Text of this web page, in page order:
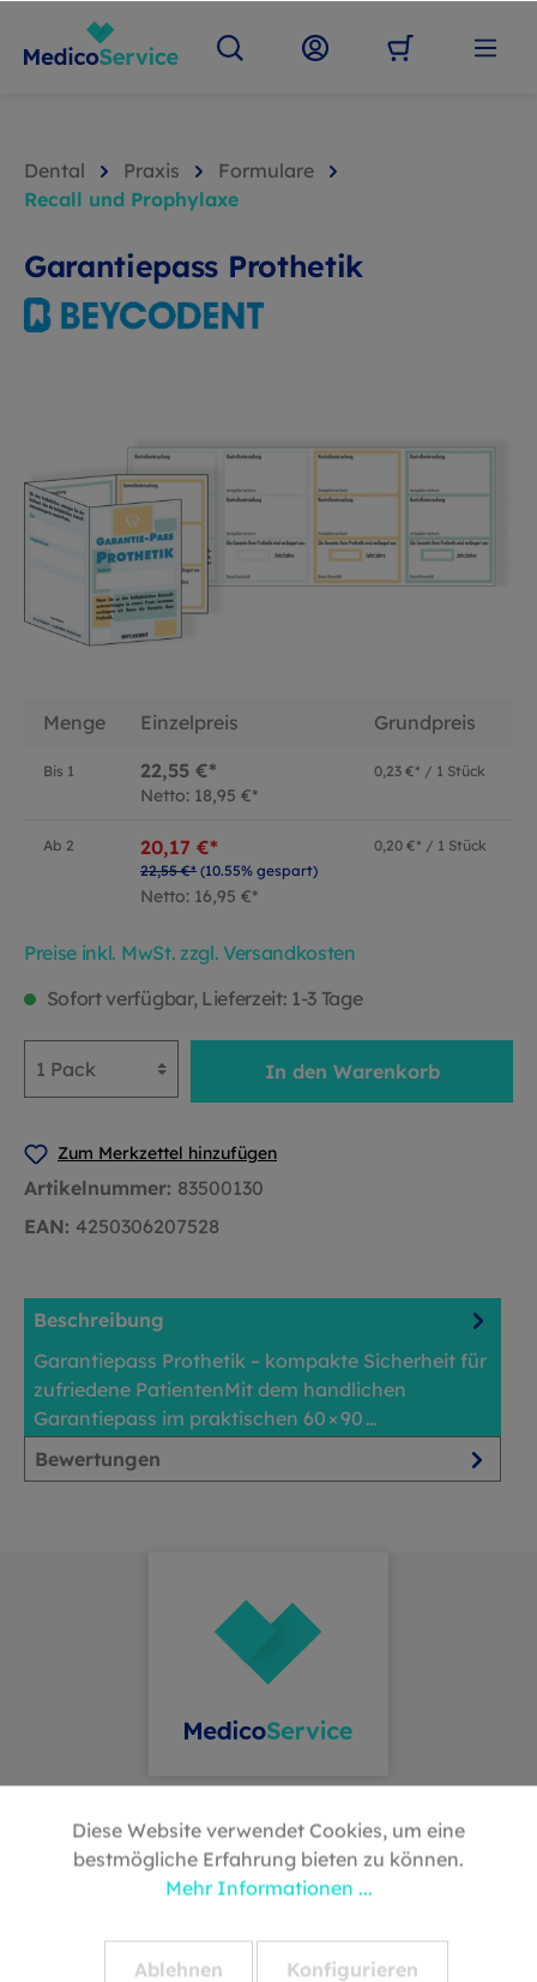
Dental Praxis
Formulare
Recall und Prophylaxe
Garantiepass Prothetik
Menge Einzelpreis Grundpreis
Bis 1 22,55 €*
Netto: 18,95 €*
0,23 €* / 1 Stück
Ab 2 20,17 €*
22,55 €* (10.55% gespart)
Netto: 16,95 €*
0,20 €* / 1 Stück
Preise inkl. MwSt. zzgl. Versandkosten
Sofort verfügbar, Lieferzeit: 1-3 Tage
In den Warenkorb
Zum Merkzettel hinzufügen
Artikelnummer: 83500130
EAN: 4250306207528
Beschreibung
Garantiepass Prothetik – kompakte Sicherheit für
zufriedene PatientenMit dem handlichen
Garantiepass im praktischen 60 × 90 …
Bewertungen
Hilfe & Kontakt
Rückgabe & Retoure
Diese Website verwendet Cookies, um eine
bestmögliche Erfahrung bieten zu können.
Mehr Informationen ...
Ablehnen Konfigurieren